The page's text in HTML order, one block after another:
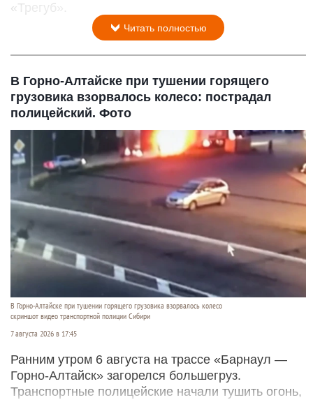
«Трегуб».
Читать полностью
В Горно-Алтайске при тушении горящего
грузовика взорвалось колесо: пострадал
полицейский. Фото
В Горно-Алтайске при тушении горящего грузовика взорвалось колесо
скриншот видео транспортной полиции Сибири
7 августа 2026 в 17:45
Ранним утром 6 августа на трассе «Барнаул —
Горно-Алтайск» загорелся большегруз.
Транспортные полицейские начали тушить огонь,